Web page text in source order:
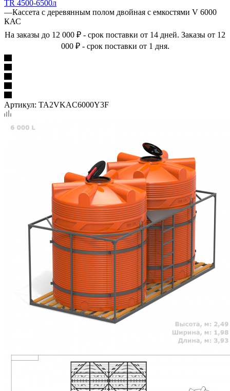
TR 4500-6500л
—Кассета с деревянным полом двойная с емкостями V 6000
КАС
На заказы до 12 000 ₽ - срок поставки от 14 дней. Заказы от 12
000 ₽ - срок поставки от 1 дня.
Артикул: TA2VKAC6000Y3F